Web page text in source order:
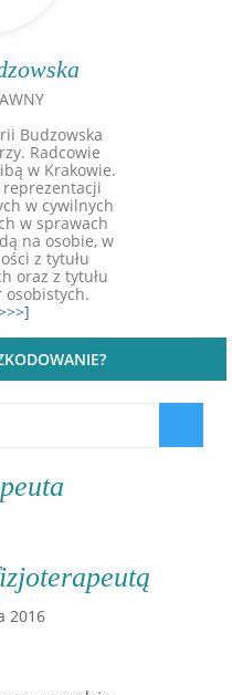
Budzowska
Radcowie
w Krakowie.
w cywilnych
w sprawach
na osobie, w
z tytułu
oraz z tytułu
2016